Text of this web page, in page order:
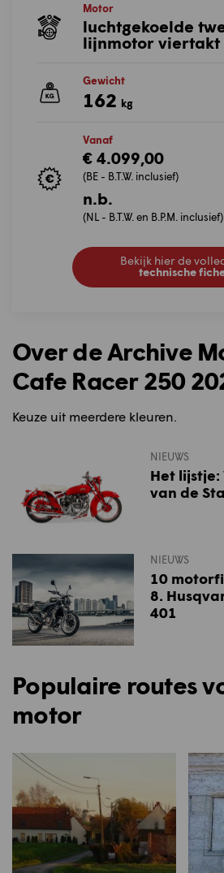
Motor
luchtgekoelde
lijnmotor viertakt
Gewicht
162 kg
Vanaf
€ 4.099,00
(BE - B.T.W. inclusief)
n.b.
(NL - B.T.W. en B.P.M. inclusief)
Bekijk hier de
technische
Over de Archive
Cafe Racer 250
Keuze uit meerdere kleuren.
NIEUWS
Het
van de
NIEUWS
10
8.
401
Populaire routes
motor